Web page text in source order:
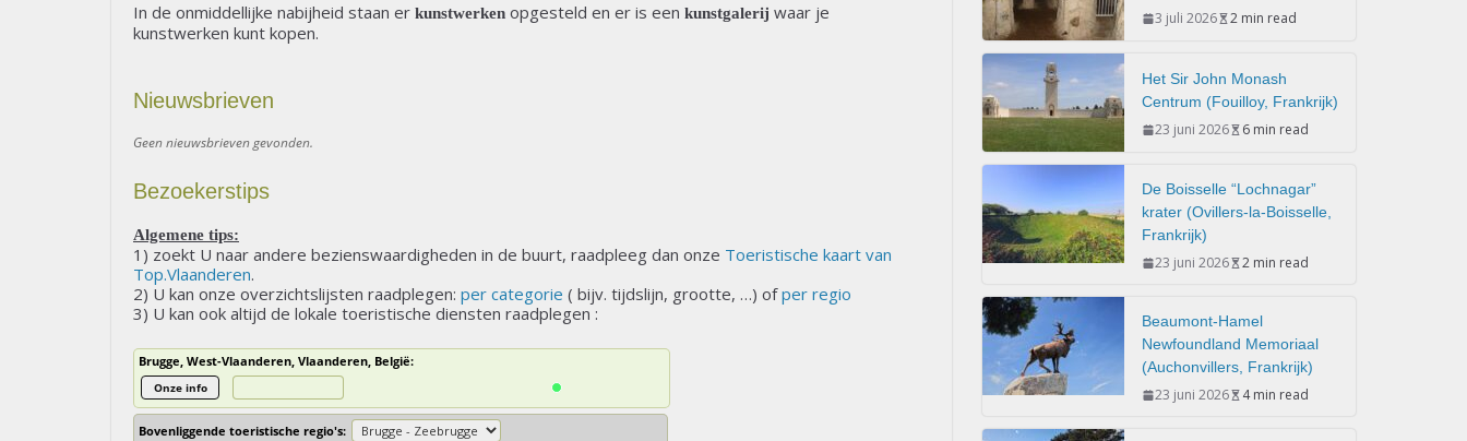
In de onmiddellijke nabijheid staan er kunstwerken opgesteld en er is een kunstgalerij waar je
kunstwerken kunt kopen.
Nieuwsbrieven
Geen nieuwsbrieven gevonden.
Bezoekerstips
Algemene tips:
1) zoekt U naar andere bezienswaardigheden in de buurt, raadpleeg dan onze Toeristische kaart van
Top.Vlaanderen.
2) U kan onze overzichtslijsten raadplegen: per categorie ( bijv. tijdslijn, grootte, …) ofper regio
3) U kan ook altijd de lokale toeristische diensten raadplegen :
Brugge, West-Vlaanderen, Vlaanderen, België:
Onze info
Bovenliggende toeristische regio's:
3 juli 2026 2 min read
Het Sir John Monash
Centrum (Fouilloy, Frankrijk)
23 juni 2026 6 min read
De Boisselle “Lochnagar”
krater (Ovillers-la-Boisselle,
Frankrijk)
23 juni 2026 2 min read
Beaumont-Hamel
Newfoundland Memoriaal
(Auchonvillers, Frankrijk)
23 juni 2026 4 min read